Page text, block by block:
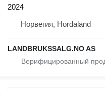
2024
Норвегия, Hordaland
LANDBRUKSSALG.NO AS